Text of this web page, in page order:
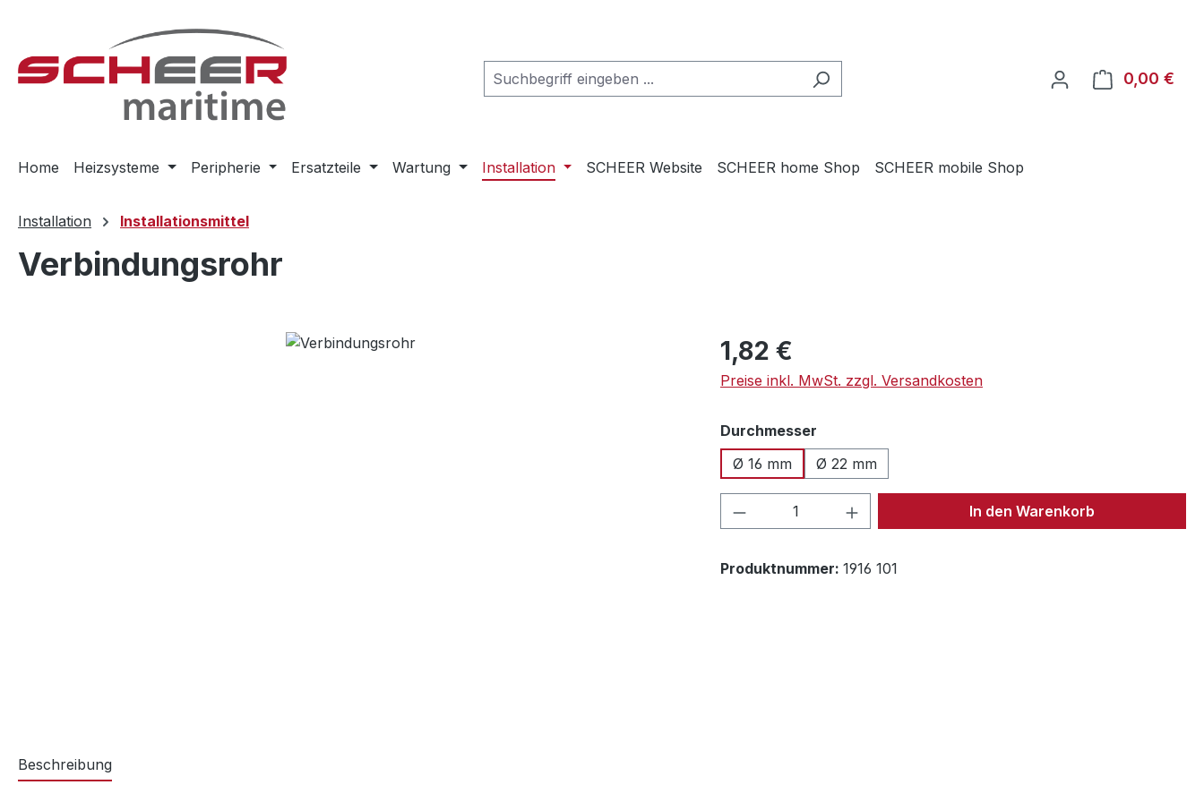
0,00 €
Home Heizsysteme Peripherie Ersatzteile Wartung Installation SCHEER Website SCHEER home Shop SCHEER mobile Shop
Installation Installationsmittel
Verbindungsrohr
Regulärer Preis:
1,82 €
Preise inkl. MwSt. zzgl. Versandkosten
Durchmesser
Ø 16 mm
Ø 22 mm
Produkt Anzahl: Gib den gewünschten Wert
In den Warenkorb
Produktnummer: 1916 101
Beschreibung